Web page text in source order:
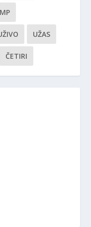
UŽAS
ČETIRI